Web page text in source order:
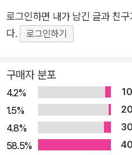
대 그 이상의 완벽한 속편의 모습
적인 반전과 간결하고 힘 있는
운 문제의식으로 십 대 독자들
넘치는 스토리로 드라마틱한 사
층 더 치밀하게 담아냈다. 모든
다시 시작되는 이야기학교에서
가 친구를 죽인 유력한 용의자
이어가던 사건은 반전에 반전
로그인하면 내가 남긴 글과 친
다.
로그인하기
구매자 분포
4.2%
1.5%
4.8%
58.5%